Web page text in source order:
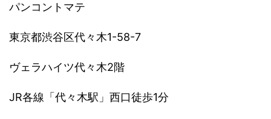
パンコントマテ
東京都渋谷区代々木1-58-7
ヴェラハイツ代々木2階
JR各線「代々木駅」西口徒歩1分